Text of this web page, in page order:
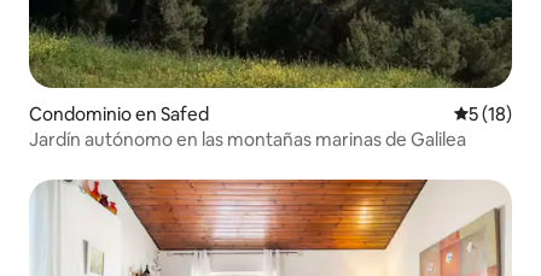
Condominio en Safed
5 (18)
Jardín autónomo en las montañas marinas de Galilea